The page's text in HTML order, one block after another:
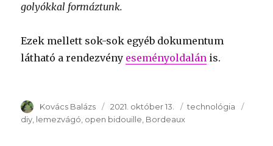
golyókkal formáztunk.
Ezek mellett sok-sok egyéb dokumentum
látható a rendezvény eseményoldalán is.
Szerző
Kovács Balázs Publikálva
2021. október 13. Témakör
technológia
diy lemezvágó open bidouille Bordeaux